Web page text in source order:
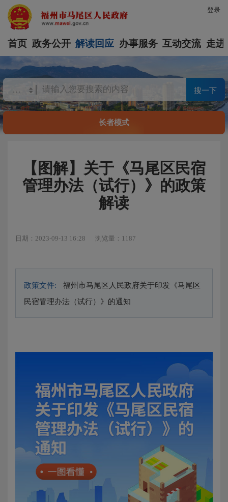
登录
首页 政务公开 解读回应 办事服务 互动交流 走进
搜一下
长者模式
【图解】关于《马尾区民宿
管理办法（试行）》的政策
解读
日期：2023-09-13 16:28 浏览量：1187
政策文件:
福州市马尾区人民政府关于印发《马尾区
民宿管理办法（试行）》的通知